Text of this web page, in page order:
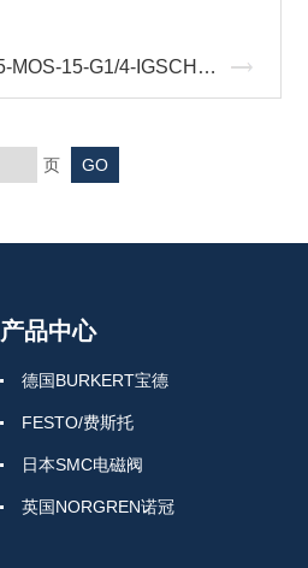
SPK-55-MOS-15-G1/4-IGSCHMALZ工业真空吸盘
页
产品中心
德国BURKERT宝德
FESTO/费斯托
日本SMC电磁阀
英国NORGREN诺冠